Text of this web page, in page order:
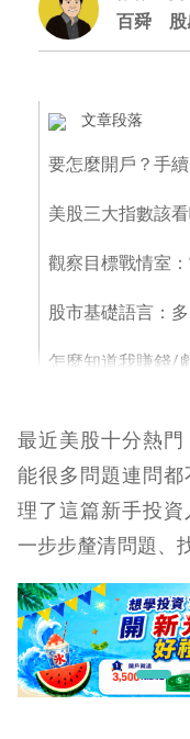
百舜
文章段落
要怎麼開戶？手
美股三大指數該
觀察目標戰情室
股市基礎語言：
怎麼知道我賺錢/
茫茫股海，能輕
主動投資 vs. 被動
老生常談：投資
最近美股十分熱
能很多問題連問
理了這篇新手投
一步步釐清問題、